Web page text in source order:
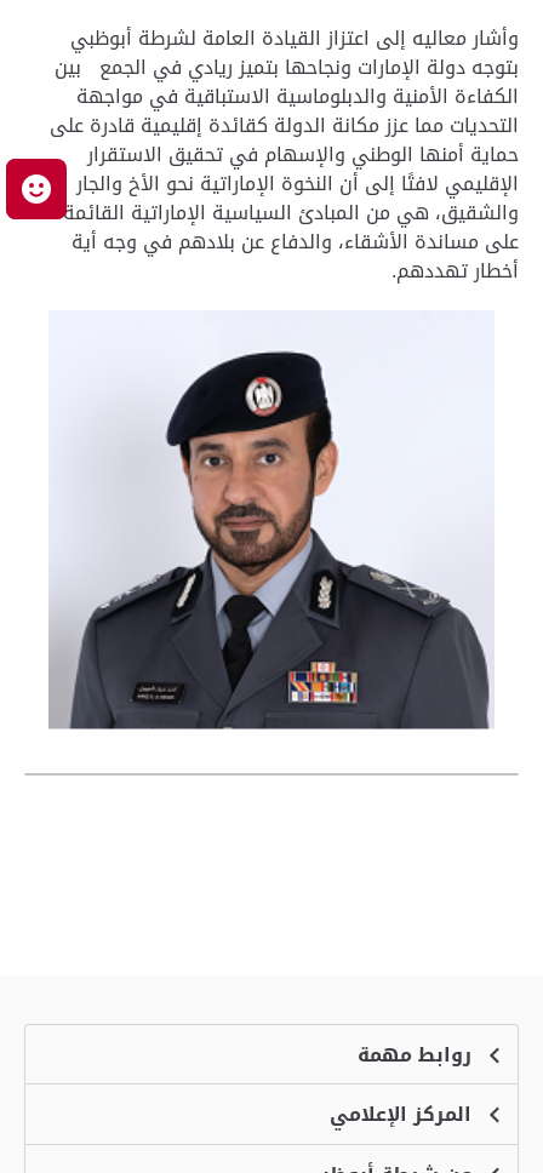
وأشار معاليه إلى اعتزاز القيادة العامة لشرطة أبوظبي
بتوجه دولة الإمارات ونجاحها بتميز ريادي في الجمع بين
الكفاءة الأمنية والدبلوماسية الاستباقية في مواجهة
التحديات مما عزز مكانة الدولة كقائدة إقليمية قادرة على
حماية أمنها الوطني والإسهام في تحقيق الاستقرار
الإقليمي لافتًا إلى أن النخوة الإماراتية نحو الأخ والجار
والشقيق، هي من المبادئ السياسية الإماراتية القائمة
على مساندة الأشقاء، والدفاع عن بلادهم في وجه أية
أخطار تهددهم.
روابط مهمة
الشكاوى
منصة التوظيف الذكية
المركز الإعلامي